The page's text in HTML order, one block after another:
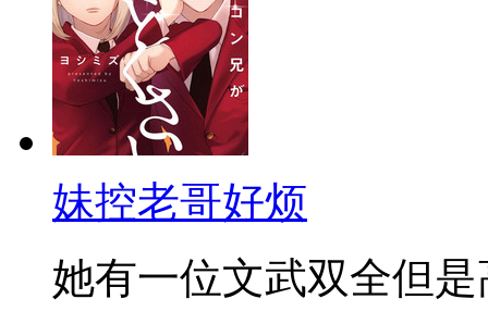
妹控老哥好烦
她有一位文武双全但是